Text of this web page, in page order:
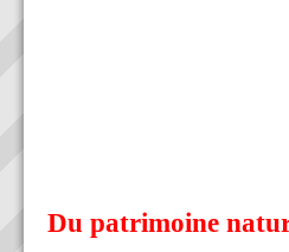
Du patrimoine